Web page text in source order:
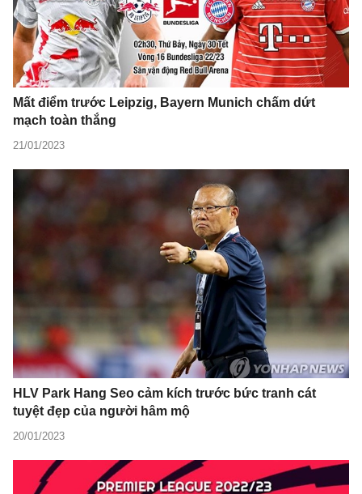
Mất điểm trước Leipzig, Bayern Munich chấm dứt
mạch toàn thắng
21/01/2023
HLV Park Hang Seo cảm kích trước bức tranh cát
tuyệt đẹp của người hâm mộ
20/01/2023